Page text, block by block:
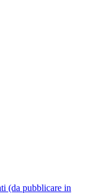
(da pubblicare in